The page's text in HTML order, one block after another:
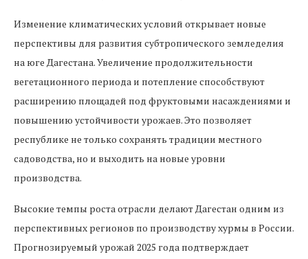
Изменение климатических условий открывает новые
перспективы для развития субтропического земледелия
на юге Дагестана. Увеличение продолжительности
вегетационного периода и потепление способствуют
расширению площадей под фруктовыми насаждениями и
повышению устойчивости урожаев. Это позволяет
республике не только сохранять традиции местного
садоводства, но и выходить на новые уровни
производства.
Высокие темпы роста отрасли делают Дагестан одним из
перспективных регионов по производству хурмы в России.
Прогнозируемый урожай 2025 года подтверждает